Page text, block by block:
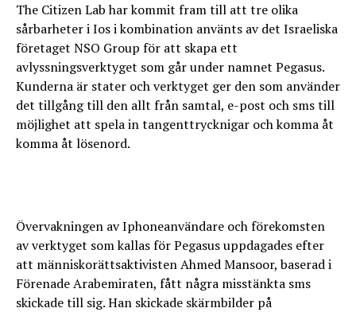
The Citizen Lab har kommit fram till att tre olika
sårbarheter i Ios i kombination använts av det Israeliska
företaget NSO Group för att skapa ett
avlyssningsverktyget som går under namnet Pegasus.
Kunderna är stater och verktyget ger den som använder
det tillgång till den allt från samtal, e-post och sms till
möjlighet att spela in tangenttrycknigar och komma åt
komma åt lösenord.
Övervakningen av Iphoneanvändare och förekomsten
av verktyget som kallas för Pegasus uppdagades efter
att människorättsaktivisten Ahmed Mansoor, baserad i
Förenade Arabemiraten, fått några misstänkta sms
skickade till sig. Han skickade skärmbilder på